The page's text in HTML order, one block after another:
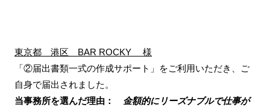
東京都 港区 BAR ROCKY 様
「②届出書類一式の作成サポート」をご利用いただき、ご
自身で届出されました。
当事務所を選んだ理由：
金額的にリーズナブルで仕事が